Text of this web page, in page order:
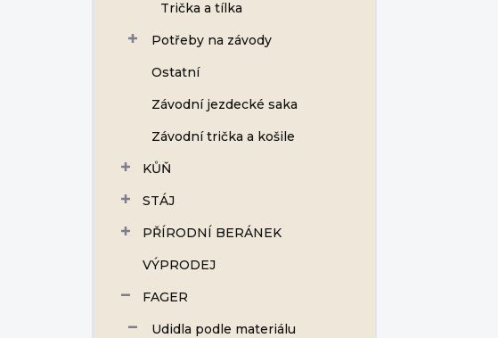
Trička a tílka
Potřeby na závody
Ostatní
Závodní jezdecké saka
Závodní trička a košile
KŮŇ
STÁJ
PŘÍRODNÍ BERÁNEK
VÝPRODEJ
FAGER
Udidla podle materiálu